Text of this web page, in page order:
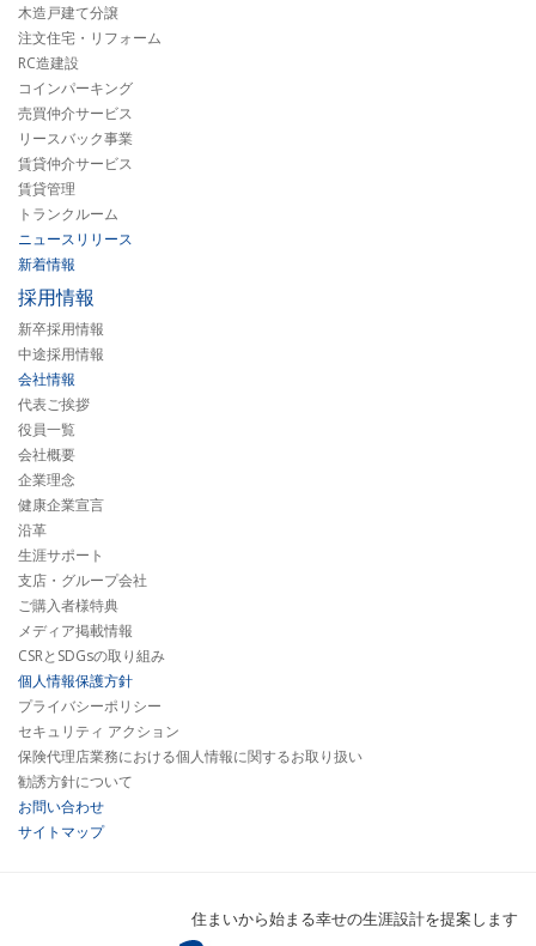
木造戸建て分譲
注文住宅・リフォーム
RC造建設
コインパーキング
売買仲介サービス
リースバック事業
賃貸仲介サービス
賃貸管理
トランクルーム
ニュースリリース
新着情報
採用情報
新卒採用情報
中途採用情報
会社情報
代表ご挨拶
役員一覧
会社概要
企業理念
健康企業宣言
沿革
生涯サポート
支店・グループ会社
ご購入者様特典
メディア掲載情報
CSRとSDGsの取り組み
個人情報保護方針
プライバシーポリシー
セキュリティ アクション
保険代理店業務における個人情報に関するお取り扱い
勧誘方針について
お問い合わせ
サイトマップ
住まいから始まる幸せの生涯設計を提案します